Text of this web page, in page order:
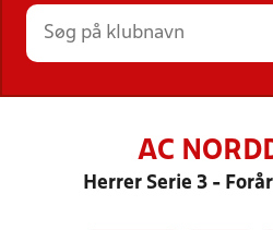
HOLD
AC
Herrer Serie 3 -